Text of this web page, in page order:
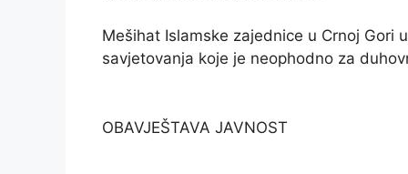
Mešihat Islamske zajednice u Crnoj Gori
savjetovanja koje je neophodno za
OBAVJEŠTAVA JAVNOST